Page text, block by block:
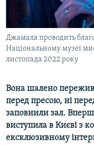
УКРАЇНСЬКА ПРОБЛЕМА
ІНФОГРАФІКА
ДОЛУЧАЙСЯ!
Джамала проводить
Національному музеї
листопада 2022 року
Вона шалено
перед пресою, ні
заповнили зал.
виступила в Києві з
ексклюзивному